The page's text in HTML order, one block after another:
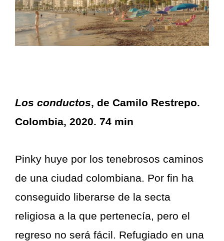
Los conductos, de Camilo Restrepo.
Colombia, 2020. 74 min
Pinky huye por los tenebrosos caminos
de una ciudad colombiana. Por fin ha
conseguido liberarse de la secta
religiosa a la que pertenecía, pero el
regreso no será fácil. Refugiado en una